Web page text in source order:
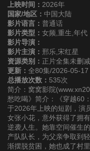
13
16
19
22
25
28
上映时间： 2026年
国家/地区： 中国大陆
影片语言： 普通话
影片类型： 女频,重生,年代
影片导演：
影片主演： 邢乐,宋红星
资源类别： 正片全集未删减
更新： 全80集/2026-05-
总播放次数： 535次
简介：窝窝影院
愁吃喝》简介：《穿越60
于2026年上映的短剧，演
女张小花，意外获得了拥
逆袭人生。她靠空间催生
产队队长，为父亲争取到
渐摆脱贫困，她也成了村